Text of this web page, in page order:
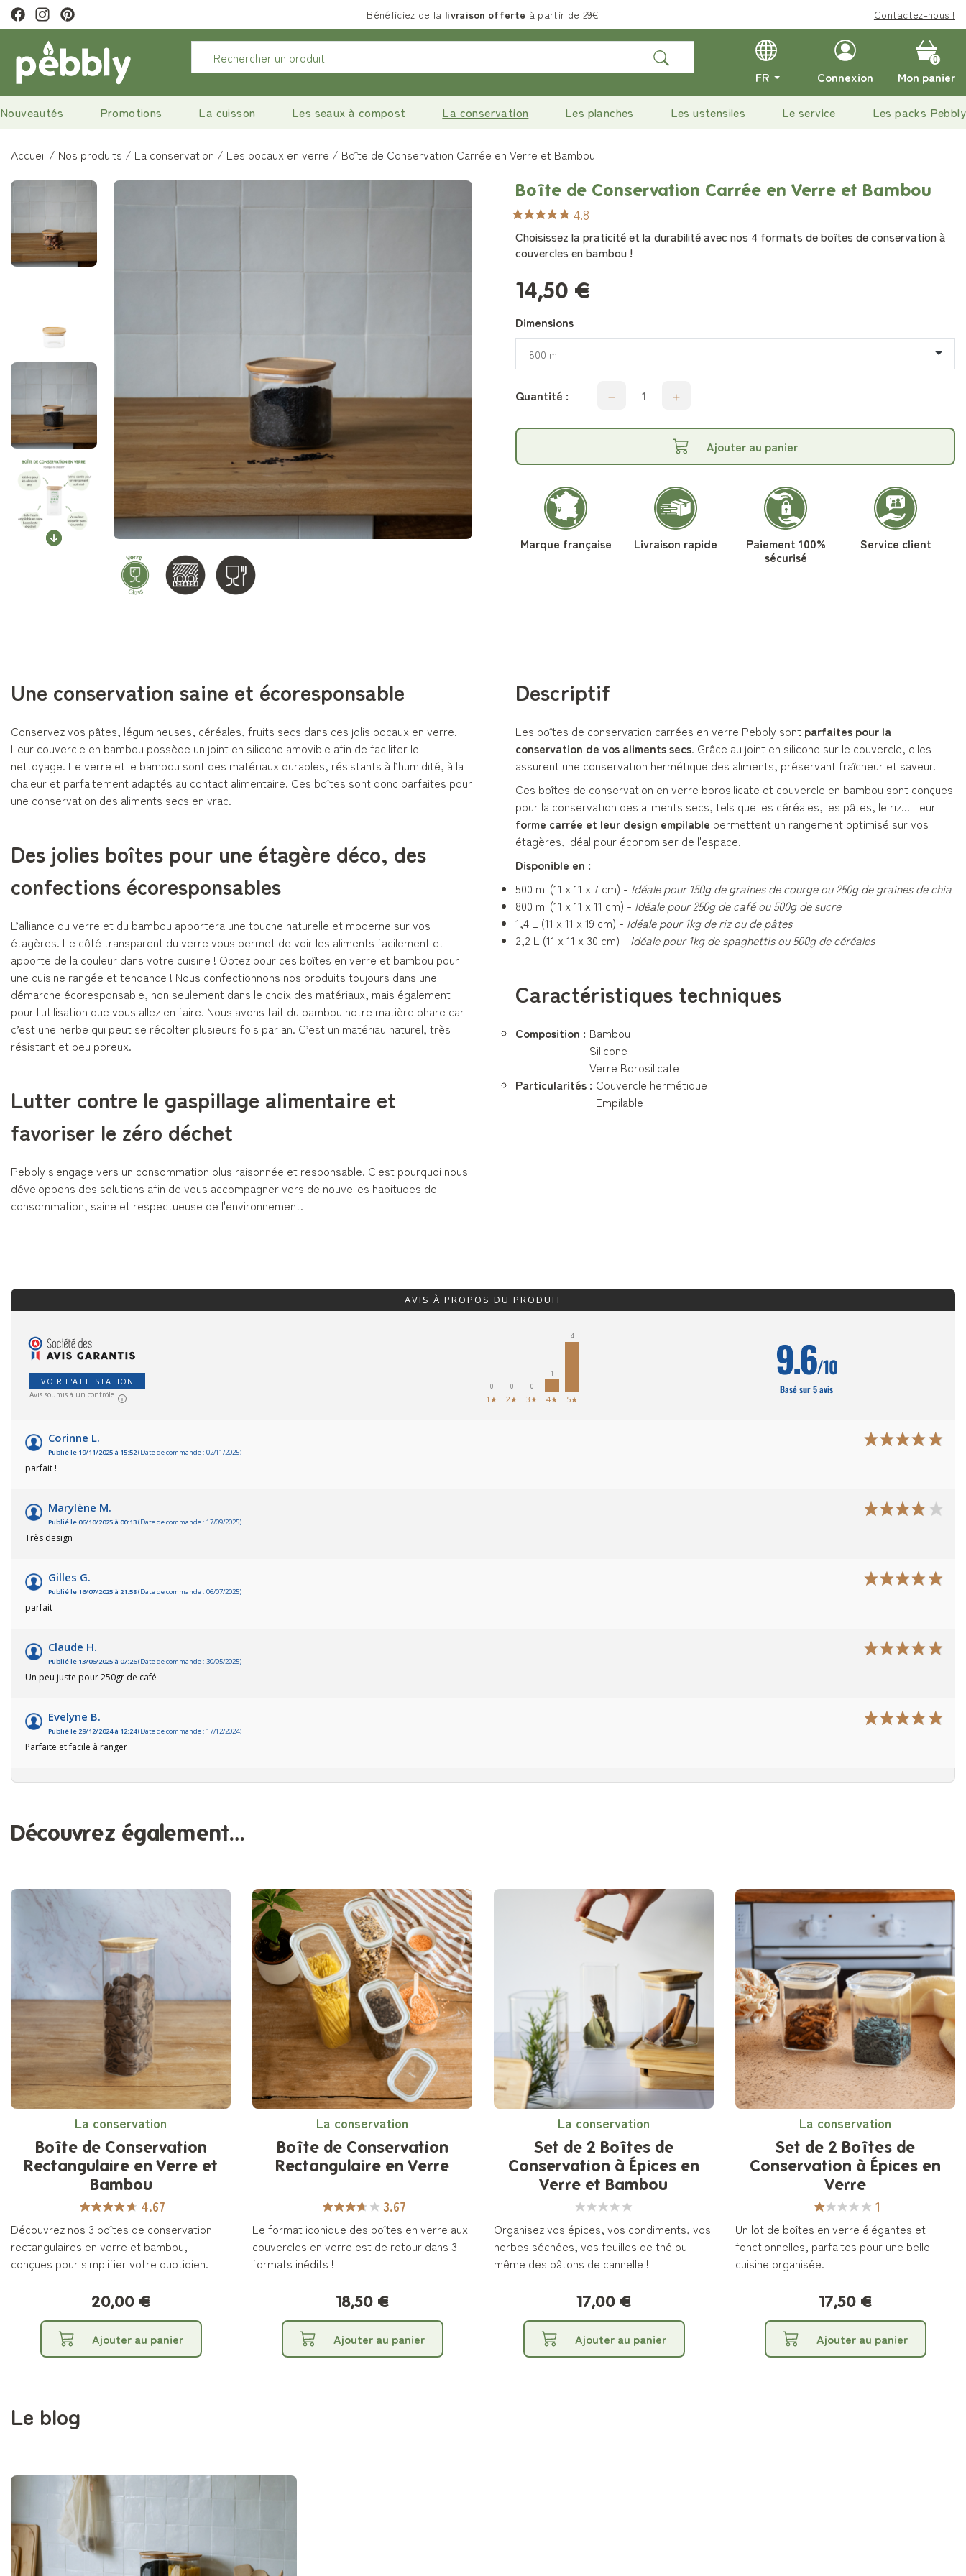
pour profiter de 10% de remise. Bénéficiez de la livraison offerte à partir de 29€ Contactez-nous !
FR Connexion Mon panier
0
Nouveautés Promotions La cuisson Les seaux à compost La conservation Les planches Les ustensiles Le service Les packs Pebbly
Accueil Nos produits La conservation Les bocaux en verre Boîte de Conservation Carrée en Verre et Bambou
Boîte de Conservation Carrée en Verre et Bambou
4.8
Choisissez la praticité et la durabilité avec nos 4 formats de boîtes de conservation à
couvercles en bambou !
14,50 €
Dimensions
800 ml
Quantité :
Ajouter au panier
Marque française Livraison rapide Paiement 100%
sécurisé
Service client
Une conservation saine et écoresponsable
Conservez vos pâtes, légumineuses, céréales, fruits secs dans ces jolis bocaux en verre.
Leur couvercle en bambou possède un joint en silicone amovible afin de faciliter le
nettoyage. Le verre et le bambou sont des matériaux durables, résistants à l’humidité, à la
chaleur et parfaitement adaptés au contact alimentaire. Ces boîtes sont donc parfaites pour
une conservation des aliments secs en vrac.
Des jolies boîtes pour une étagère déco, des
confections écoresponsables
L’alliance du verre et du bambou apportera une touche naturelle et moderne sur vos
étagères. Le côté transparent du verre vous permet de voir les aliments facilement et
apporte de la couleur dans votre cuisine ! Optez pour ces boîtes en verre et bambou pour
une cuisine rangée et tendance ! Nous confectionnons nos produits toujours dans une
démarche écoresponsable, non seulement dans le choix des matériaux, mais également
pour l'utilisation que vous allez en faire. Nous avons fait du bambou notre matière phare car
c’est une herbe qui peut se récolter plusieurs fois par an. C’est un matériau naturel, très
résistant et peu poreux.
Lutter contre le gaspillage alimentaire et
favoriser le zéro déchet
Pebbly s'engage vers un consommation plus raisonnée et responsable. C'est pourquoi nous
développons des solutions afin de vous accompagner vers de nouvelles habitudes de
consommation, saine et respectueuse de l'environnement.
Descriptif
Les boîtes de conservation carrées en verre Pebbly sont parfaites pour la
conservation de vos aliments secs. Grâce au joint en silicone sur le couvercle, elles
assurent une conservation hermétique des aliments, préservant fraîcheur et saveur.
Ces boîtes de conservation en verre borosilicate et couvercle en bambou sont conçues
pour la conservation des aliments secs, tels que les céréales, les pâtes, le riz... Leur
forme carrée et leur design empilable permettent un rangement optimisé sur vos
étagères, idéal pour économiser de l'espace.
Disponible en :
500 ml (11 x 11 x 7 cm) - Idéale pour 150g de graines de courge ou 250g de graines de chia
800 ml (11 x 11 x 11 cm) - Idéale pour 250g de café ou 500g de sucre
1,4 L (11 x 11 x 19 cm) - Idéale pour 1kg de riz ou de pâtes
2,2 L (11 x 11 x 30 cm) - Idéale pour 1kg de spaghettis ou 500g de céréales
Caractéristiques techniques
Composition : Bambou
Silicone
Verre Borosilicate
Particularités : Couvercle hermétique
Empilable
AVIS À PROPOS DU PRODUIT
VOIR L'ATTESTATION
Avis soumis à un contrôle
0
1★
0
2★
0
3★
1
4★
4
5★
9.6/10
Basé sur 5 avis
Corinne L.
Publié le 19/11/2025 à 15:52(Date de commande : 02/11/2025)
parfait !
Marylène M.
Publié le 06/10/2025 à 00:13(Date de commande : 17/09/2025)
Très design
Gilles G.
Publié le 16/07/2025 à 21:58(Date de commande : 06/07/2025)
parfait
Claude H.
Publié le 13/06/2025 à 07:26(Date de commande : 30/05/2025)
Un peu juste pour 250gr de café
Evelyne B.
Publié le 29/12/2024 à 12:24(Date de commande : 17/12/2024)
Parfaite et facile à ranger
Découvrez également…
La conservation
Boîte de Conservation
Rectangulaire en Verre et
Bambou
4.67
Découvrez nos 3 boîtes de conservation
rectangulaires en verre et bambou,
conçues pour simplifier votre quotidien.
20,00 €
Ajouter au panier
La conservation
Boîte de Conservation
Rectangulaire en Verre
3.67
Le format iconique des boîtes en verre aux
couvercles en verre est de retour dans 3
formats inédits !
18,50 €
Ajouter au panier
La conservation
Set de 2 Boîtes de
Conservation à Épices en
Verre et Bambou
Organisez vos épices, vos condiments, vos
herbes séchées, vos feuilles de thé ou
même des bâtons de cannelle !
17,00 €
Ajouter au panier
La conservation
Set de 2 Boîtes de
Conservation à Épices en
Verre
1
Un lot de boîtes en verre élégantes et
fonctionnelles, parfaites pour une belle
cuisine organisée.
17,50 €
Ajouter au panier
Le blog